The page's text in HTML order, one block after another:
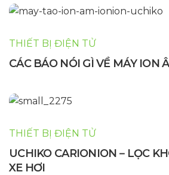
THIẾT BỊ ĐIỆN TỬ
CÁC BÁO NÓI GÌ VỀ MÁY ION
THIẾT BỊ ĐIỆN TỬ
UCHIKO CARIONION－LỌC
XE HƠI